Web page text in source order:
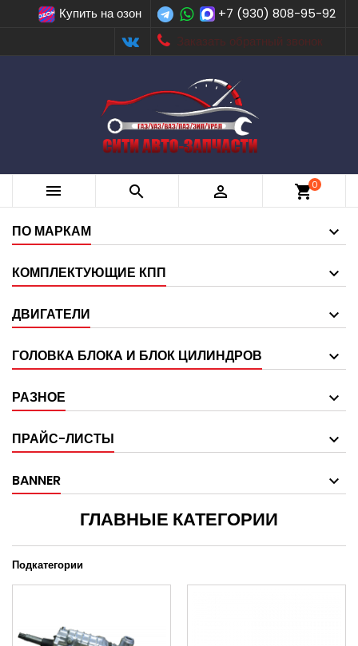
Купить на озон
+7 (930) 808-95-92
Заказать обратный звонок
   shopping_cart0
ПО МАРКАМ
КОМПЛЕКТУЮЩИЕ КПП
ДВИГАТЕЛИ
ГОЛОВКА БЛОКА И БЛОК ЦИЛИНДРОВ
РАЗНОЕ
ПРАЙС-ЛИСТЫ
BANNER
ГЛАВНЫЕ КАТЕГОРИИ
Подкатегории